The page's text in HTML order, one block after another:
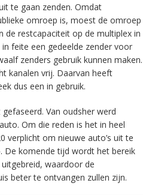
te gaan zenden. Omdat
omroep is, moest de omroep
de restcapaciteit op de multiplex in
in feite een gedeelde zender voor
zenders gebruik kunnen maken.
kanalen vrij. Daarvan heeft
dus een in gebruik.
Van oudsher werd
Om die reden is het in heel
verplicht om nieuwe auto’s uit te
De komende tijd wordt het bereik
waardoor de
beter te ontvangen zullen zijn.